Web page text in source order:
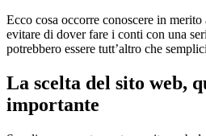
Ecco cosa occorre conoscere in merito
evitare di dover fare i conti con una
potrebbero essere tutt’altro che
La scelta del sito web,
importante